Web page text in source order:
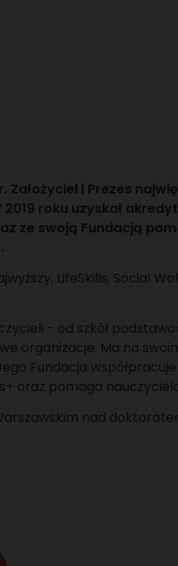
i Prezes
roku uzyskał
ze swoją Fundacją
LifeSkills, Social
- od szkół
organizacje. Ma na
Fundacja współpracuje
oraz pomaga
nad